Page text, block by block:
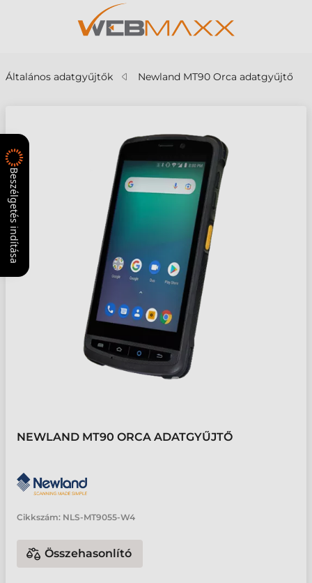
Általános adatgyűjtők Newland MT90 Orca adatgyűjtő
NEWLAND MT90 ORCA ADATGYŰJTŐ
Cikkszám: NLS-MT9055-W4
Összehasonlító
Beszélgetés indítása